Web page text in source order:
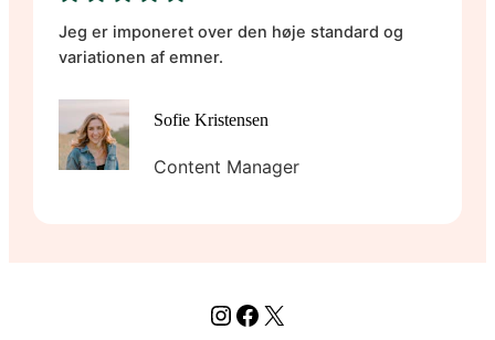
Jeg er imponeret over den høje standard og
variationen af emner.
Sofie Kristensen
Content Manager
Instagram
Facebook
X